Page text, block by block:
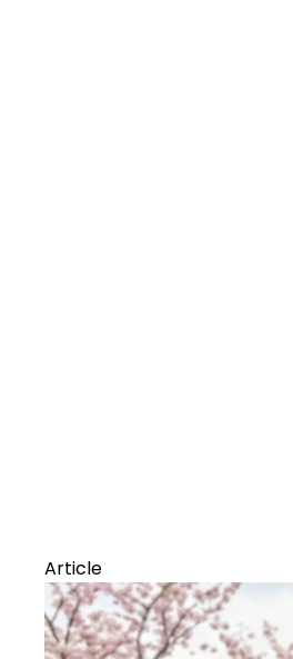
Article